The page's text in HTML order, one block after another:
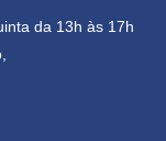
da 13h às 17h